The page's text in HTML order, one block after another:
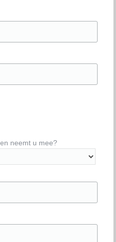
neemt u mee?